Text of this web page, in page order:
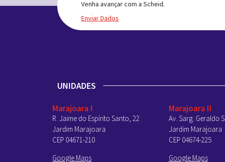
Venha avançar com a Scheid.
Enviar Dados
UNIDADES
Marajoara I
R. Jaime do Espírito Santo, 22
Jardim Marajoara
CEP 04671-210
Google Maps
Marajoara II
Av. Sarg. Geraldo
Jardim Marajoara
CEP 04674-225
Google Maps